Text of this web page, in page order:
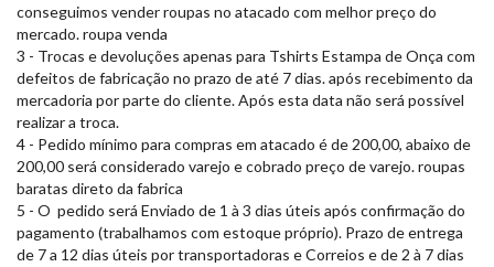
conseguimos vender roupas no atacado com melhor preço do
mercado. roupa venda
3 - Trocas e devoluções apenas para Tshirts Estampa de Onça com
defeitos de fabricação no prazo de até 7 dias. após recebimento da
mercadoria por parte do cliente. Após esta data não será possível
realizar a troca.
4 - Pedido mínimo para compras em atacado é de 200,00, abaixo de
200,00 será considerado varejo e cobrado preço de varejo. roupas
baratas direto da fabrica
5 - O pedido será Enviado de 1 à 3 dias úteis após confirmação do
pagamento (trabalhamos com estoque próprio). Prazo de entrega
de 7 a 12 dias úteis por transportadoras e Correios e de 2 à 7 dias